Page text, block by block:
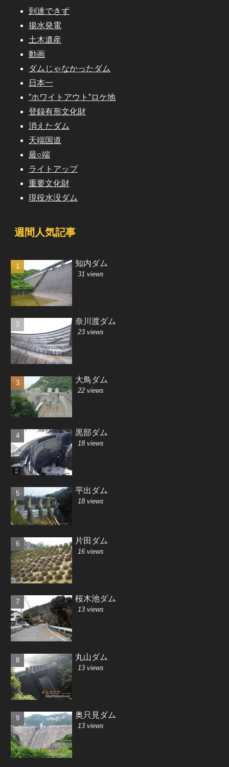
到達できず
揚水発電
土木遺産
動画
ダムじゃなかったダム
日本一
”ホワイトアウト”ロケ地
登録有形文化財
消えたダム
天端国道
最○端
ライトアップ
重要文化財
現役水没ダム
週間人気記事
知内ダム
31 views
奈川渡ダム
23 views
大鳥ダム
22 views
黒部ダム
18 views
平出ダム
18 views
片田ダム
16 views
桜木池ダム
13 views
丸山ダム
13 views
奥只見ダム
13 views